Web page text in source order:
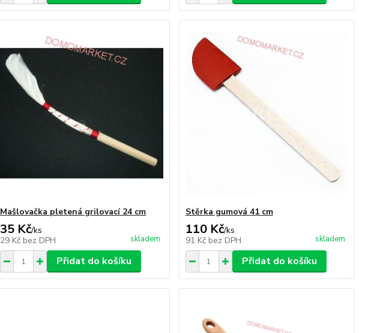
Mašlovačka pletená grilovací 24 cm
35 Kč/ks
29 Kč bez DPH skladem
Přidat do košíku
Stěrka gumová 41 cm
110 Kč/ks
91 Kč bez DPH skladem
Přidat do košíku